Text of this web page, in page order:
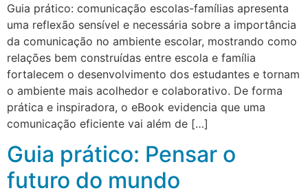
Guia prático: comunicação escolas-famílias apresenta
uma reflexão sensível e necessária sobre a importância
da comunicação no ambiente escolar, mostrando como
relações bem construídas entre escola e família
fortalecem o desenvolvimento dos estudantes e tornam
o ambiente mais acolhedor e colaborativo. De forma
prática e inspiradora, o eBook evidencia que uma
comunicação eficiente vai além de […]
Guia prático: Pensar o
futuro do mundo